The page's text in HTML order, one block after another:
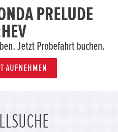
PRELUDE
Jetzt Probefahrt buchen.
AUFNEHMEN